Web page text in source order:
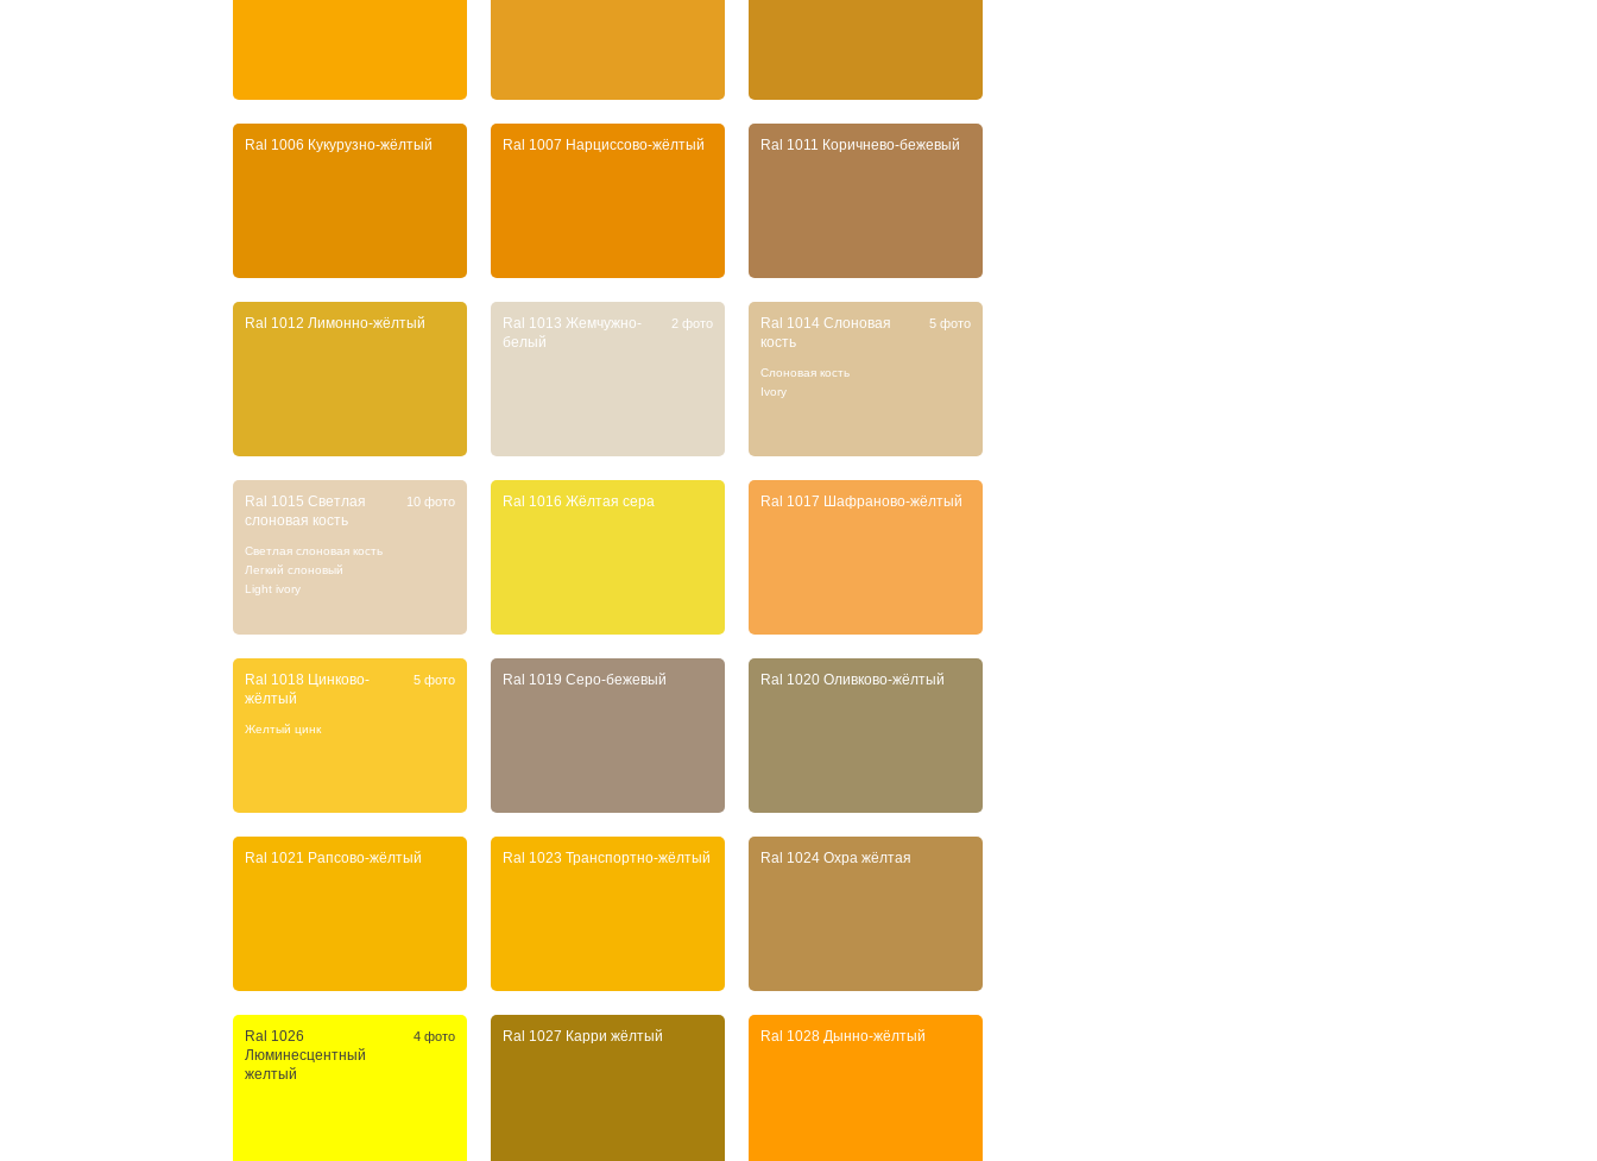
Ral 1006 Кукурузно-жёлтый Ral 1007 Нарциссово-жёлтый Ral 1011 Коричнево-бежевый
Ral 1012 Лимонно-жёлтый
Ral 1013 Жемчужно-
белый
2 фото
Ral 1014 Слоновая
кость
5 фото
Слоновая кость
Ivory
Ral 1015 Светлая
слоновая кость
10 фото
Светлая слоновая кость
Легкий слоновый
Light ivory
Ral 1016 Жёлтая сера Ral 1017 Шафраново-жёлтый
Ral 1018 Цинково-
жёлтый
5 фото
Желтый цинк
Ral 1019 Серо-бежевый Ral 1020 Оливково-жёлтый
Ral 1021 Рапсово-жёлтый Ral 1023 Транспортно-жёлтый Ral 1024 Охра жёлтая
Ral 1026
Люминесцентный
желтый
4 фото Ral 1027 Карри жёлтый Ral 1028 Дынно-жёлтый